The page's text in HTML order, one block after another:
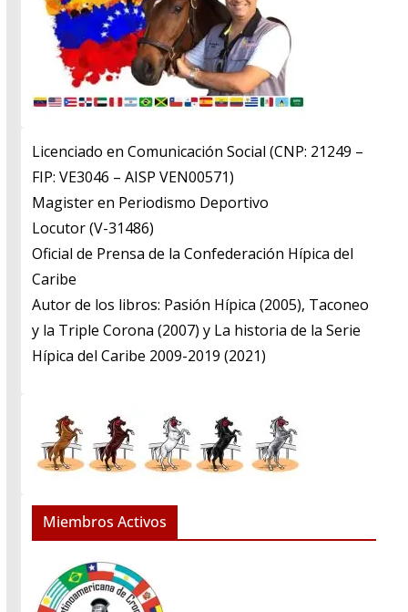
Licenciado en Comunicación Social (CNP: 21249 –
FIP: VE3046 – AISP VEN00571)
​Magister en Periodismo Deportivo
​Locutor (V-31486)
​Oficial de Prensa de la Confederación Hípica del
Caribe
​Autor de los libros: Pasión Hípica (2005), Taconeo
y la Triple Corona (2007) y La historia de la Serie
Hípica del Caribe 2009-2019 (2021)
Miembros Activos